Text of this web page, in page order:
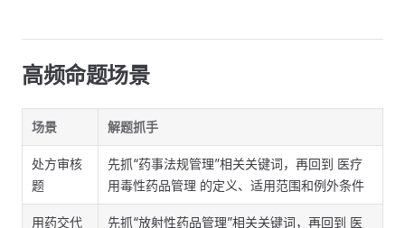
高频命题场景
场景 解题抓手
处方审核
题
先抓“药事法规管理”相关关键词，再回到 医疗
用毒性药品管理 的定义、适用范围和例外条件
用药交代
先抓“放射性药品管理”相关关键词，再回到 医